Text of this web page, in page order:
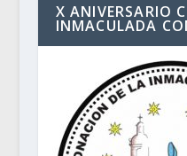
X ANIVERSARIO
INMACULADA